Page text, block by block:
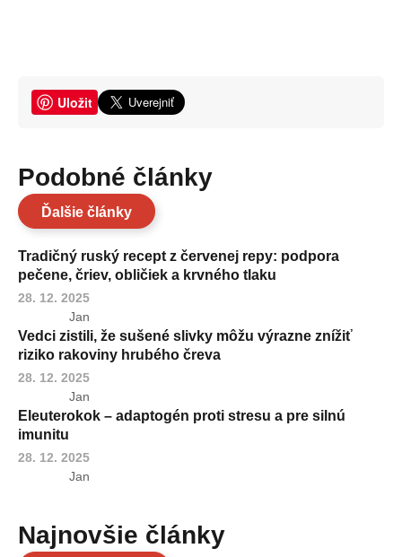
Uložit
Podobné články
Ďalšie články
Tradičný ruský recept z červenej repy: podpora
pečene, čriev, obličiek a krvného tlaku
28. 12. 2025
Jan
Vedci zistili, že sušené slivky môžu výrazne znížiť
riziko rakoviny hrubého čreva
28. 12. 2025
Jan
Eleuterokok – adaptogén proti stresu a pre silnú
imunitu
28. 12. 2025
Jan
Najnovšie články